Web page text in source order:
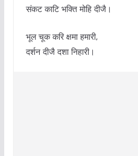
संकट काटि भक्ति मोहि दीजै।
भूल चूक करि क्षमा हमारी,
दर्शन दीजै दशा निहारी।